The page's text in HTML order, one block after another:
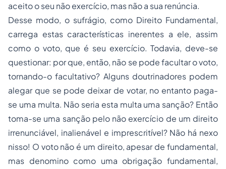
aceito o seu não exercício, mas não a sua renúncia.
Desse modo, o sufrágio, como Direito Fundamental,
carrega estas características inerentes a ele, assim
como o voto, que é seu exercício. Todavia, deve-se
questionar: por que, então, não se pode facultar o voto,
tornando-o facultativo? Alguns doutrinadores podem
alegar que se pode deixar de votar, no entanto paga-
se uma multa. Não seria esta multa uma sanção? Então
toma-se uma sanção pelo não exercício de um direito
irrenunciável, inalienável e imprescritível? Não há nexo
nisso! O voto não é um direito, apesar de fundamental,
mas denomino como uma obrigação fundamental,